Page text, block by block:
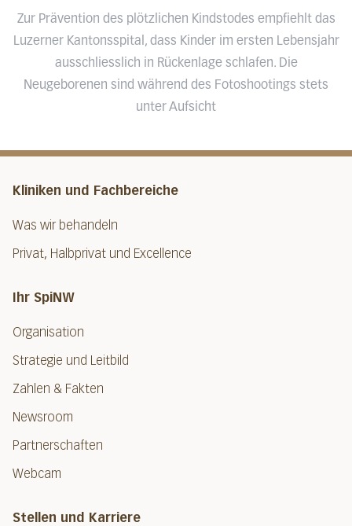
Zur Prävention des plötzlichen Kindstodes empfiehlt das
Luzerner Kantonsspital, dass Kinder im ersten Lebensjahr
ausschliesslich in Rückenlage schlafen. Die
Neugeborenen sind während des Fotoshootings stets
unter Aufsicht
Kliniken und Fachbereiche
Was wir behandeln
Privat, Halbprivat und Excellence
Ihr SpiNW
Organisation
Strategie und Leitbild
Zahlen & Fakten
Newsroom
Partnerschaften
Webcam
Stellen und Karriere